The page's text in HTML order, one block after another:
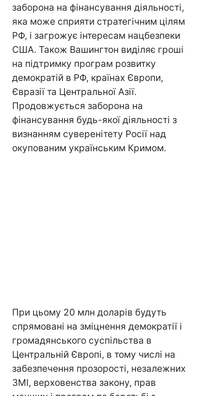
заборона на фінансування діяльності,
яка може сприяти стратегічним цілям
РФ, і загрожує інтересам нацбезпеки
США. Також Вашингтон виділяє гроші
на підтримку програм розвитку
демократій в РФ, країнах Європи,
Євразії та Центральної Азії.
Продовжується заборона на
фінансування будь-якої діяльності з
визнанням суверенітету Росії над
окупованим українським Кримом.
При цьому 20 млн доларів будуть
спрямовані на зміцнення демократії і
громадянського суспільства в
Центральній Європі, в тому числі на
забезпечення прозорості, незалежних
ЗМІ, верховенства закону, прав